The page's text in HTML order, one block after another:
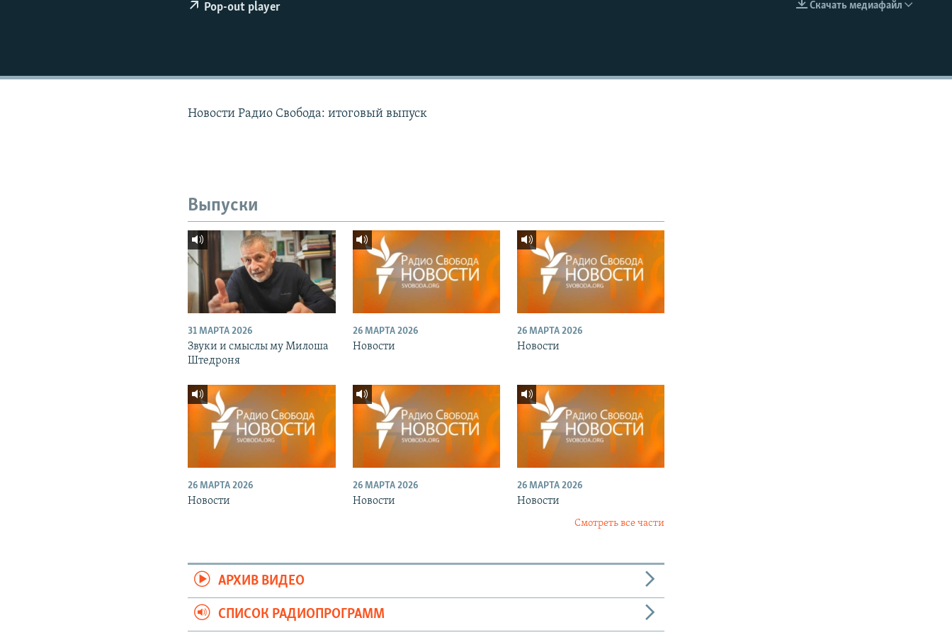
EMBED
Скачать медиафайл
Pop-out player
Новости Радио Свобода: итоговый выпуск
Выпуски
31 МАРТА 2026
Звуки и смыслы му Милоша
Штедроня
26 МАРТА 2026
Новости
26 МАРТА 2026
Новости
26 МАРТА 2026
Новости
26 МАРТА 2026
Новости
26 МАРТА 2026
Новости
Смотреть все части
АРХИВ ВИДЕО
СПИСОК РАДИОПРОГРАММ